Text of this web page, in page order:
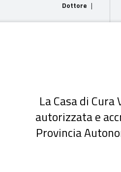
Dottore |
La Casa di Cura
autorizzata e
Provincia